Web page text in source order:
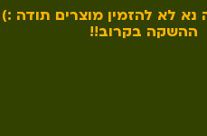
נא לא להזמין מוצרים תודה :)
ההשקה בקרוב!!